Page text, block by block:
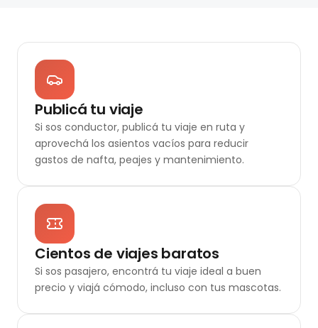
Publicá tu viaje
Si sos conductor, publicá tu viaje en ruta y
aprovechá los asientos vacíos para reducir
gastos de nafta, peajes y mantenimiento.
Cientos de viajes baratos
Si sos pasajero, encontrá tu viaje ideal a buen
precio y viajá cómodo, incluso con tus mascotas.